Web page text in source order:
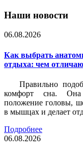
Наши новости
06.08.2026
Как выбрать
отдыха: чем
Правильно
комфорт сна. Она
положение головы,
в мышцах и делает
Подробнее
06.08.2026